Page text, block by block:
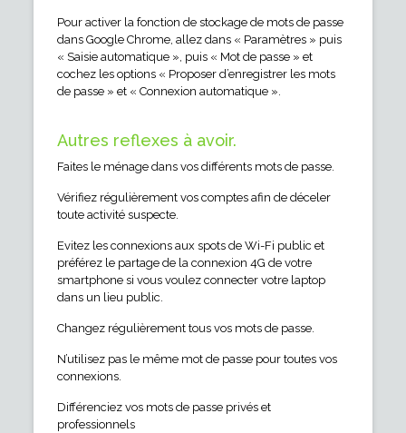
Pour activer la fonction de stockage de mots de passe
dans Google Chrome, allez dans « Paramètres » puis
« Saisie automatique », puis « Mot de passe » et
cochez les options « Proposer d’enregistrer les mots
de passe » et « Connexion automatique ».
Autres reflexes à avoir.
Faites le ménage dans vos différents mots de passe.
Vérifiez régulièrement vos comptes afin de déceler
toute activité suspecte.
Evitez les connexions aux spots de Wi-Fi public et
préférez le partage de la connexion 4G de votre
smartphone si vous voulez connecter votre laptop
dans un lieu public.
Changez régulièrement tous vos mots de passe.
N’utilisez pas le même mot de passe pour toutes vos
connexions.
Différenciez vos mots de passe privés et
professionnels